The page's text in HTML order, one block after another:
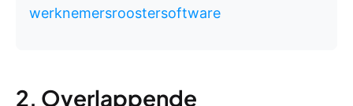
werknemersroostersoftware
2. Overlappende